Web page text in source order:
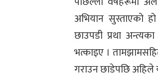
अभियान सुस्ताएको
छाउपडी प्रथा
भत्काइए ।
गराउन छाडेपछि अहिले